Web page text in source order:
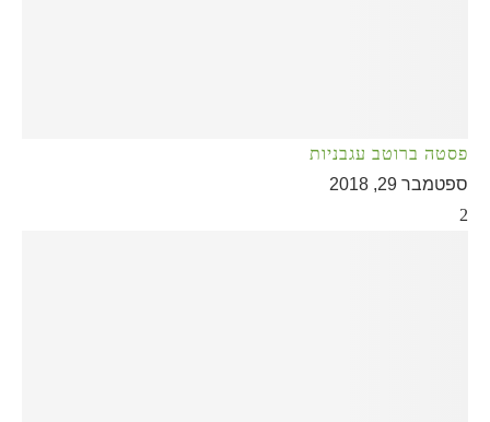
פסטה ברוטב עגבניות
ספטמבר 29, 2018
2